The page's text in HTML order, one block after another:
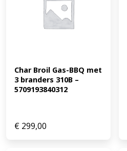
Char Broil Gas-BBQ met
3 branders 310B –
5709193840312
€ 299,00